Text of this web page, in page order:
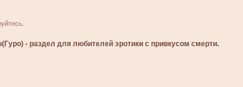
.
- раздел для любителей эротики с привкусом смерти.